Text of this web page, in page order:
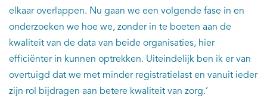
elkaar overlappen. Nu gaan we een volgende fase in en
onderzoeken we hoe we, zonder in te boeten aan de
kwaliteit van de data van beide organisaties, hier
efficiënter in kunnen optrekken. Uiteindelijk ben ik er van
overtuigd dat we met minder registratielast en vanuit ieder
zijn rol bijdragen aan betere kwaliteit van zorg.’